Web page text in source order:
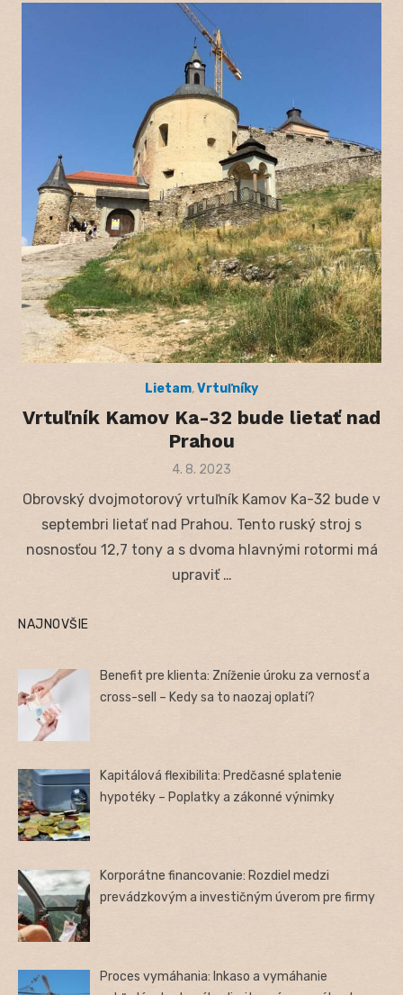
Lietam,Vrtuľníky
Vrtuľník Kamov Ka-32 bude lietať nad
Prahou
Posted
4. 8. 2023
Obrovský dvojmotorový vrtuľník Kamov Ka-32 bude v
septembri lietať nad Prahou. Tento ruský stroj s
nosnosťou 12,7 tony a s dvoma hlavnými rotormi má
upraviť …
NAJNOVŠIE
Benefit pre klienta: Zníženie úroku za vernosť a
cross-sell – Kedy sa to naozaj oplatí?
Kapitálová flexibilita: Predčasné splatenie
hypotéky – Poplatky a zákonné výnimky
Korporátne financovanie: Rozdiel medzi
prevádzkovým a investičným úverom pre firmy
Proces vymáhania: Inkaso a vymáhanie